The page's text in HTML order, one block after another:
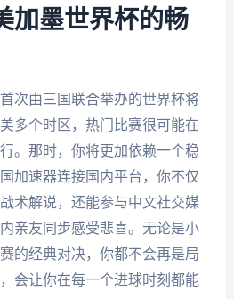
加墨世界杯的畅
次由三国联合举办的世界杯将
多个时区，热门比赛很可能在
。那时，你将更加依赖一个稳
加速器连接国内平台，你不仅
术解说，还能参与中文社交媒
亲友同步感受悲喜。无论是小
的经典对决，你都不会再是局
会让你在每一个进球时刻都能